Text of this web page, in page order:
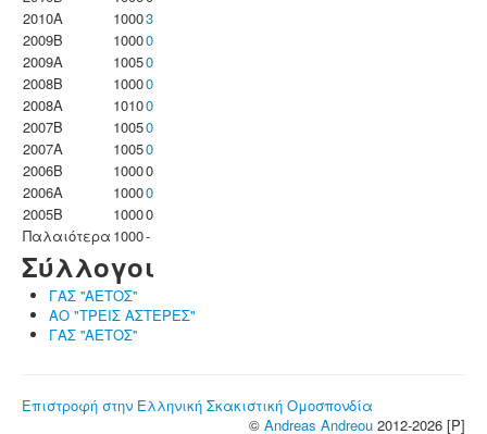
2010A
10003
2009B
10000
2009A
10050
2008B
10000
2008A
10100
2007B
10050
2007A
10050
2006B
10000
2006A
10000
2005B
10000
Παλαιότερα 1000-
Σύλλογοι
ΓΑΣ ''ΑΕΤΟΣ''
ΑΟ "ΤΡΕΙΣ ΑΣΤΕΡΕΣ"
ΓΑΣ ''ΑΕΤΟΣ''
Επιστροφή στην Ελληνική Σκακιστική Ομοσπονδία
© Andreas Andreou 2012-2026 [P]